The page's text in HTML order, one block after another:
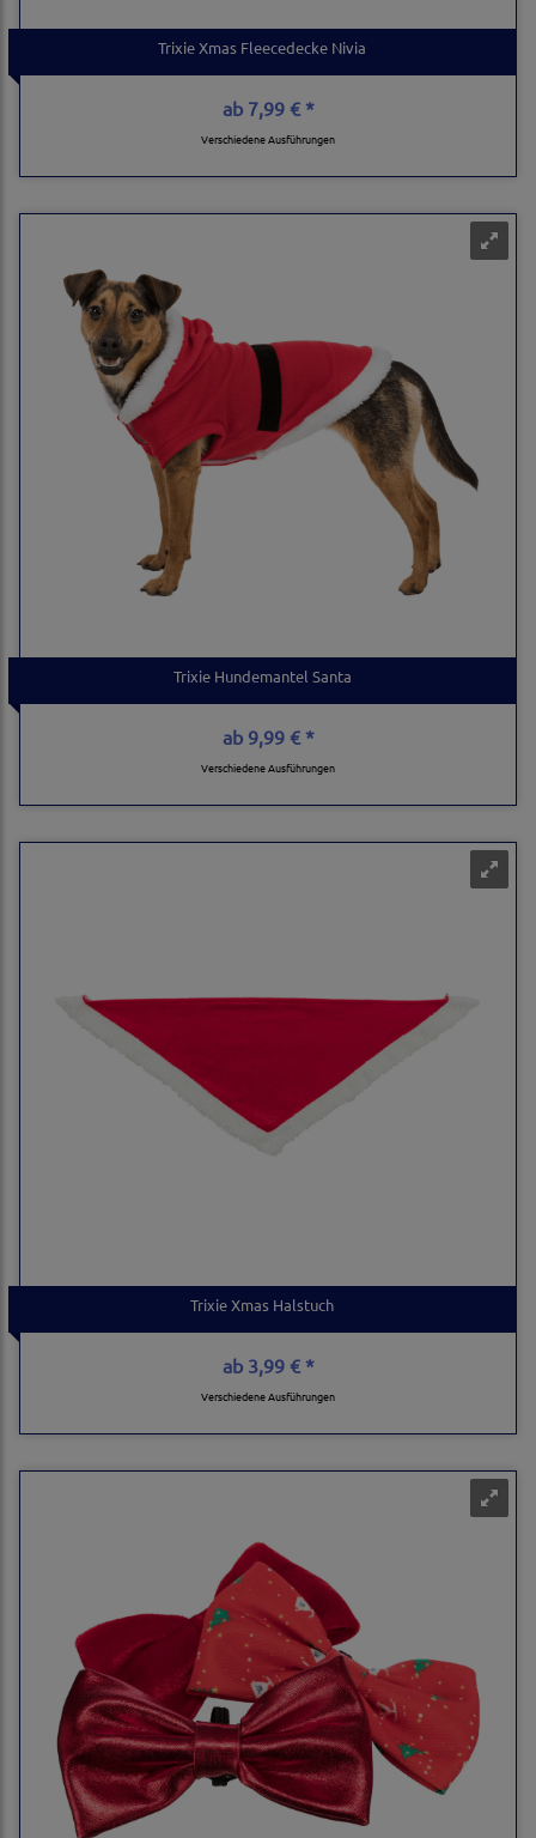
Trixie Xmas Fleecedecke Nivia
ab7,99 € *
Verschiedene Ausführungen
Trixie Hundemantel Santa
ab9,99 € *
Verschiedene Ausführungen
Trixie Xmas Halstuch
ab3,99 € *
Verschiedene Ausführungen